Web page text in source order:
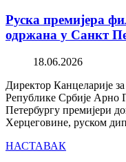
Руска премијера
одржана у Санкт
18.06.2026
Директор Канцеларије
Републике Србије Арно
Петербургу премијери
Херцеговине, руском
НАСТАВАК